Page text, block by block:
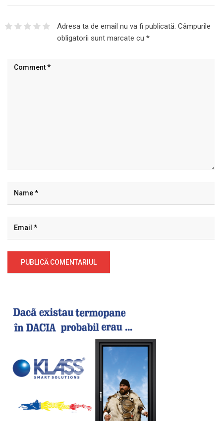
Adresa ta de email nu va fi publicată. Câmpurile
obligatorii sunt marcate cu *